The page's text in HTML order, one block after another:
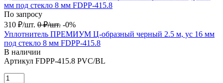
По запросу
310 ₽/шт. 0 ₽/шт. -0%
Уплотнитель ПРЕМИУМ Ц-образный черный 2.5 м, ус 16 мм
под стекло 8 мм FDPP-415.8
В наличии
Артикул FDPP-415.8 PVC/BL